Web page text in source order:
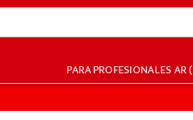
PARA PROFESIONALES AR